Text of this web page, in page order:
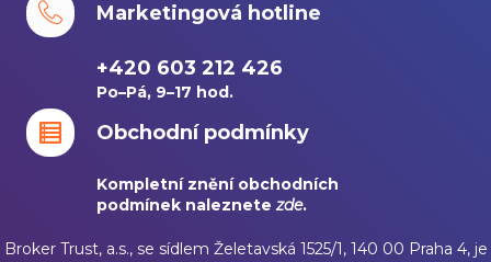
Marketingová hotline
+420 603 212 426
Po–Pá, 9–17 hod.
Obchodní podmínky
Kompletní znění obchodních
podmínek naleznetezde.
Broker Trust, a.s., se sídlem Želetavská 1525/1, 140 00 Praha 4, je